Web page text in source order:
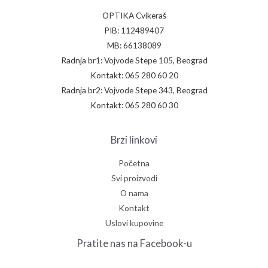
OPTIKA Cvikeraš
PIB: 112489407
MB: 66138089
Radnja br1: Vojvode Stepe 105, Beograd
Kontakt: 065 280 60 20
Radnja br2: Vojvode Stepe 343, Beograd
Kontakt: 065 280 60 30
Brzi linkovi
Početna
Svi proizvodi
O nama
Kontakt
Uslovi kupovine
Pratite nas na Facebook-u